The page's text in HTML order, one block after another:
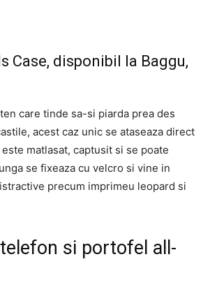
Case, disponibil la Baggu,
care tinde sa-si piarda prea des
acest caz unic se ataseaza direct
matlasat, captusit si se poate
se fixeaza cu velcro si vine in
precum imprimeu leopard si
si portofel all-